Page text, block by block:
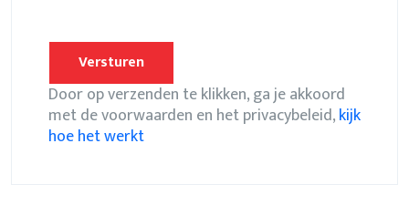
Door op verzenden te klikken, ga je akkoord
met de voorwaarden en het privacybeleid,kijk
hoe het werkt